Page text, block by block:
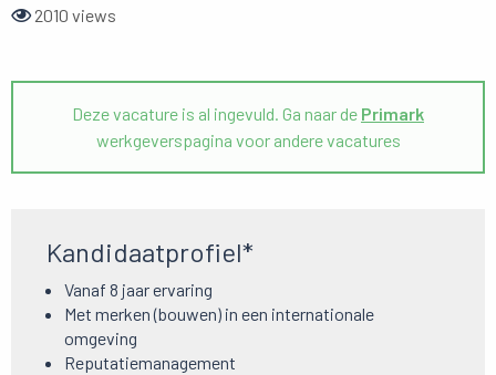
2010 views
Deze vacature is al ingevuld. Ga naar de Primark
werkgeverspagina voor andere vacatures
Kandidaatprofiel*
Vanaf 8 jaar ervaring
Met merken (bouwen) in een internationale
omgeving
Reputatiemanagement